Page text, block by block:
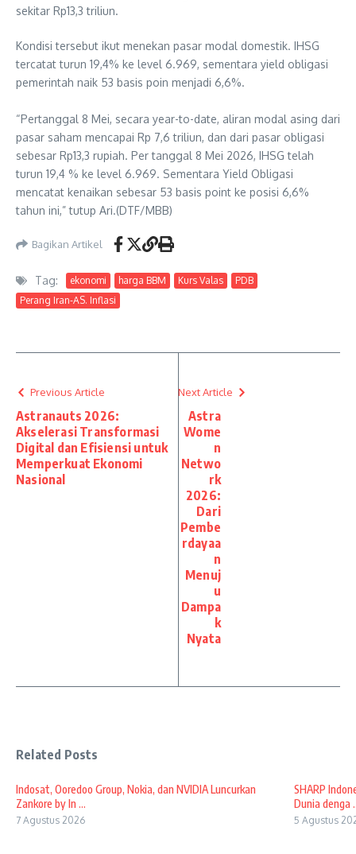
sekitar Rp13,3 triliun.
Kondisi tersebut ikut menekan pasar modal domestik. IHSG
tercatat turun 19,4% ke level 6.969, sementara yield obligasi
pemerintah naik 53 basis poin menjadi 6,6%.
“Pertanggal 8 Mei, secara year-to-date, aliran modal asing dari
pasar saham mencapai Rp 7,6 triliun, dan dari pasar obligasi
sebesar Rp13,3 rupiah. Per tanggal 8 Mei 2026, IHSG telah
turun 19,4 % ke level 6.969. Sementara Yield Obligasi
mencatat kenaikan sebesar 53 basis point ke posisi 6,6%
tahun ini,” tutup Ari.(DTF/MBB)
Bagikan Artikel
Tag: ekonomi harga BBM Kurs Valas
PDB
Perang Iran-AS. Inflasi
Previous Article
Astranauts 2026:
Akselerasi Transformasi
Digital dan Efisiensi untuk
Memperkuat Ekonomi
Nasional
Next Article
Astra
Wome
n
Netwo
rk
2026:
Dari
Pembe
rdayaa
n
Menuj
u
Dampa
k
Nyata
Related Posts
Indosat, Ooredoo Group, Nokia, dan NVIDIA Luncurkan
Zankore by In ...
7 Agustus 2026
SHARP
Dunia denga
5 Agustus